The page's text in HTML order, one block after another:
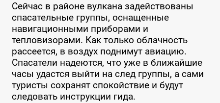
Сейчас в районе вулкана задействованы
спасательные группы, оснащенные
навигационными приборами и
тепловизорами. Как только облачность
рассеется, в воздух поднимут авиацию.
Спасатели надеются, что уже в ближайшие
часы удастся выйти на след группы, а сами
туристы сохранят спокойствие и будут
следовать инструкции гида.